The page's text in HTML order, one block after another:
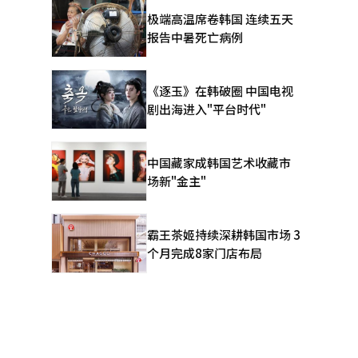
立通过
中心推
极端高温席卷韩国 连续五天
报告中暑死亡病例
《逐玉》在韩破圈 中国电视
剧出海进入"平台时代"
中国藏家成韩国艺术收藏市
场新"金主"
霸王茶姬持续深耕韩国市场 3
个月完成8家门店布局